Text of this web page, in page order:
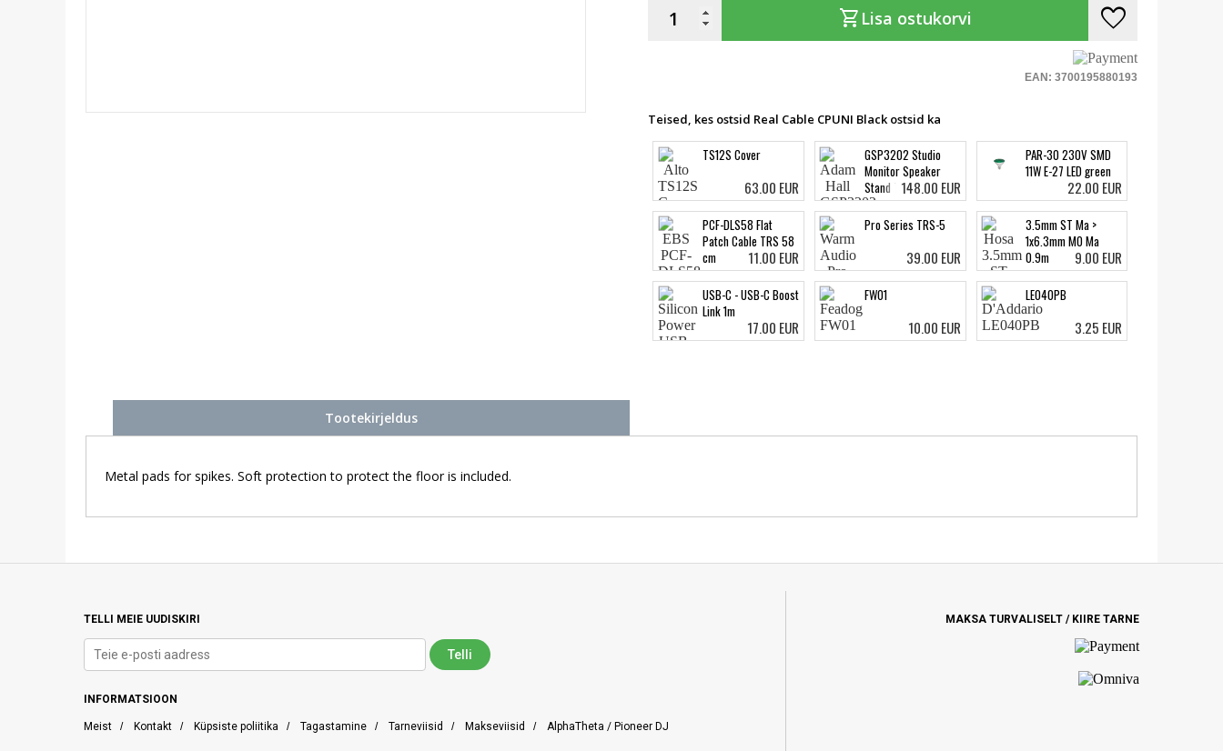
shopping_cart Lisa ostukorvi favorite
EAN: 3700195880193
Teised, kes ostsid Real Cable CPUNI Black ostsid ka
TS12S Cover
63.00 EUR
GSP3202 Studio
Monitor Speaker
Stand Tilt148.00 EUR
PAR-30 230V SMD
11W E-27 LED green
22.00 EUR
PCF-DLS58 Flat
Patch Cable TRS 58
cm
11.00 EUR
Pro Series TRS-5
39.00 EUR
3.5mm ST Ma >
1x6.3mm MO Ma
0.9m
9.00 EUR
USB-C - USB-C Boost
Link 1m
17.00 EUR
FW01
10.00 EUR
LE040PB
3.25 EUR
Tootekirjeldus
Metal pads for spikes. Soft protection to protect the floor is included.
TELLI MEIE UUDISKIRI
INFORMATSIOON
Meist / Kontakt / Küpsiste poliitika / Tagastamine / Tarneviisid / Makseviisid / AlphaTheta / Pioneer DJ
MAKSA TURVALISELT / KIIRE TARNE